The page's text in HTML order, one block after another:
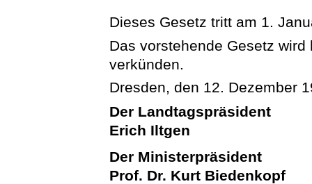
Dieses Gesetz tritt am 1.
Das vorstehende Gesetz
verkünden.
Dresden, den 12. Dezember
Der Landtagspräsident
Erich Iltgen
Der Ministerpräsident
Prof. Dr. Kurt Biedenkopf